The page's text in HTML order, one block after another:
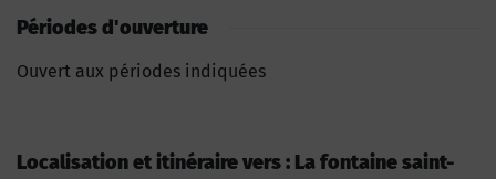
Périodes d'ouverture
Ouvert aux périodes indiquées
Localisation et itinéraire vers : La fontaine saint-